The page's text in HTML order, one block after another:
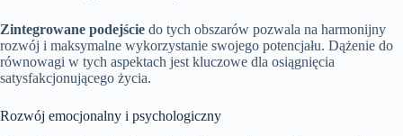
Zintegrowane podejście do tych obszarów pozwala na harmonijny
rozwój i maksymalne wykorzystanie swojego potencjału. Dążenie do
równowagi w tych aspektach jest kluczowe dla osiągnięcia
satysfakcjonującego życia.
Rozwój emocjonalny i psychologiczny